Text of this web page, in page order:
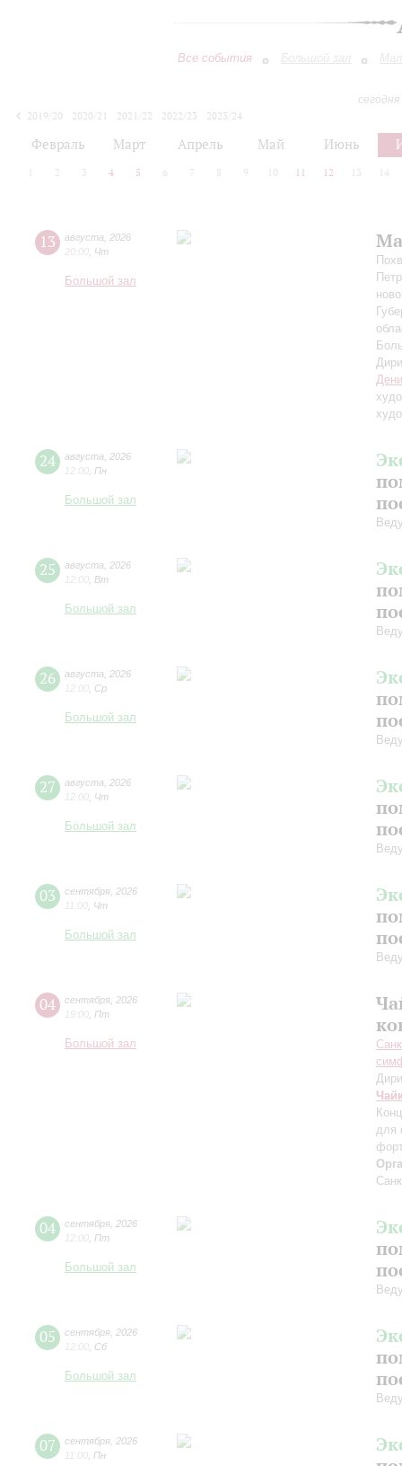
Все события Большой зал
2019/20
2020/21 2021/22 2022/23
2023/24
Февраль Март Апрель Май Июнь
2 3 4 5 6 7 8 9 10 11 12 13 14
13 августа
2026
20:00 Чт
Большой зал
24 августа
2026
12:00 Пн
Большой зал
25 августа
2026
12:00 Вт
Большой зал
26 августа
2026
12:00 Ср
Большой зал
27 августа
2026
12:00 Чт
Большой зал
03 сентября 2026
11:00 Чт
Большой зал
04 сентября 2026
19:00 Пт
Большой зал
для
04 сентября 2026
12:00 Пт
Большой зал
05 сентября 2026
12:00 Сб
Большой зал
07 сентября 2026
11:00 Пн